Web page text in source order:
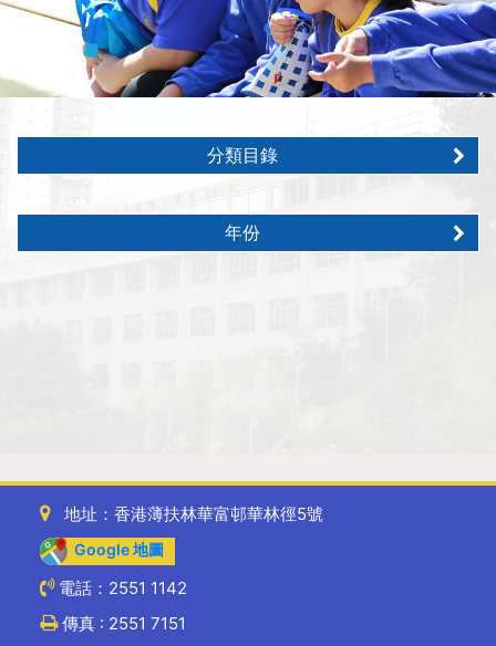
分類目錄
年份
地址：香港薄扶林華富邨華林徑5號
Google 地圖
電話：2551 1142
傳真 : 2551 7151